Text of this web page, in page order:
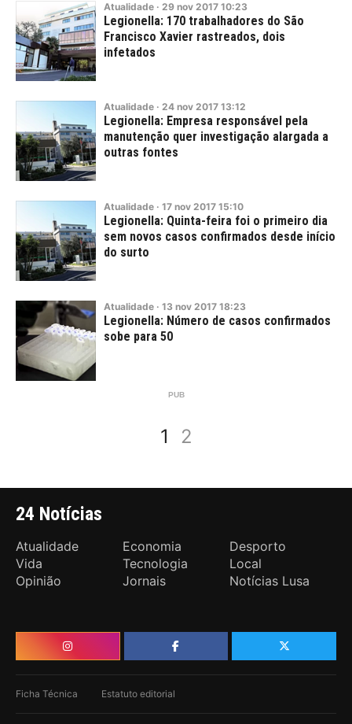
Atualidade · 29 nov 2017 10:23
Legionella: 170 trabalhadores do São
Francisco Xavier rastreados, dois
infetados
Atualidade · 24 nov 2017 13:12
Legionella: Empresa responsável pela
manutenção quer investigação alargada a
outras fontes
Atualidade · 17 nov 2017 15:10
Legionella: Quinta-feira foi o primeiro dia
sem novos casos confirmados desde início
do surto
Atualidade · 13 nov 2017 18:23
Legionella: Número de casos confirmados
sobe para 50
24 Notícias
Atualidade Economia
Desporto